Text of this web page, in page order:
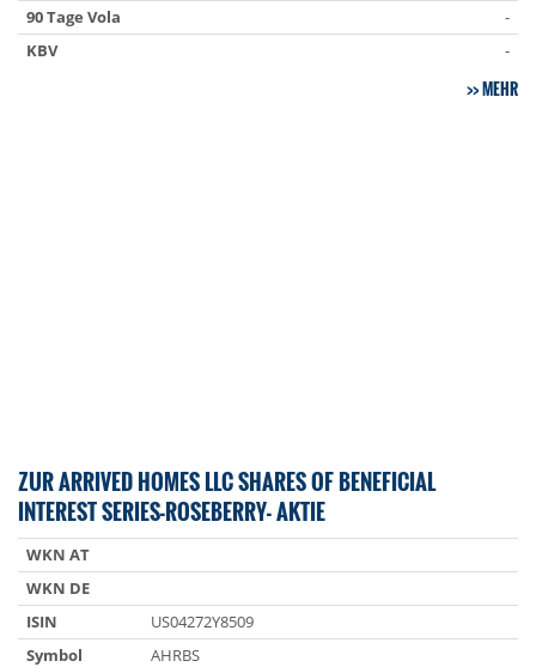
90 Tage Vola
-
KBV
-
MEHR
ZUR ARRIVED HOMES LLC SHARES OF BENEFICIAL
INTEREST SERIES-ROSEBERRY- AKTIE
WKN AT
WKN DE
ISIN
US04272Y8509
Symbol
AHRBS